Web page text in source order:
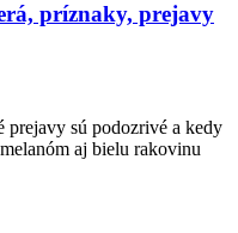
príznaky, prejavy
prejavy sú podozrivé a kedy
aj bielu rakovinu